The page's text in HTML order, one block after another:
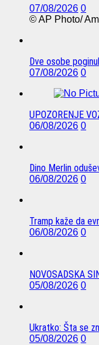
07/08/2026 0
© AP Photo/
Dve osobe
07/08/2026 0
UPOZORENJE
06/08/2026 0
Dino Merlin
06/08/2026 0
Tramp kaže da
06/08/2026 0
NOVOSADSKA
05/08/2026 0
Ukratko: Šta se
05/08/2026 0